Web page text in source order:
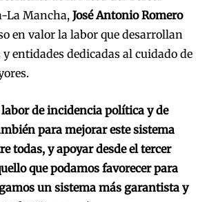
La Mancha, José Antonio Romero
en valor la labor que desarrollan
entidades dedicadas al cuidado de
labor de incidencia política y de
para mejorar este sistema
todas, y apoyar desde el tercer
que podamos favorecer para
un sistema más garantista y